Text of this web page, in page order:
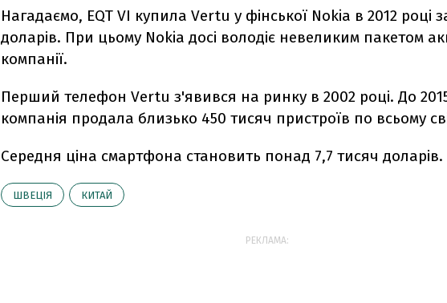
Нагадаємо, EQT VI купила Vertu у фінської Nokia в 2012 році
доларів. При цьому Nokia досі володіє невеликим пакетом
компанії.
Перший телефон Vertu з'явився на ринку в 2002 році. До
компанія продала близько 450 тисяч пристроїв по всьому
Середня ціна смартфона становить понад 7,7 тисяч доларів.
ШВЕЦІЯ КИТАЙ
РЕКЛАМА: